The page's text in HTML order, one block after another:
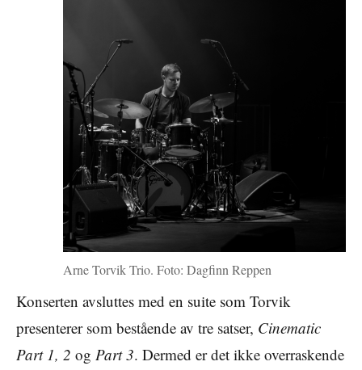
Arne Torvik Trio. Foto: Dagfinn Reppen
Konserten avsluttes med en suite som Torvik
presenterer som bestående av tre satser, Cinematic
Part 1, 2 og Part 3. Dermed er det ikke overraskende